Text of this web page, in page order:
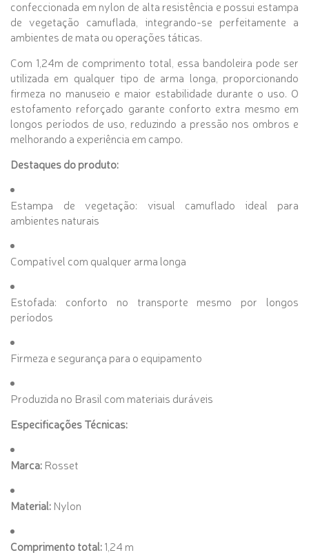
confeccionada em nylon de alta resistência e possui estampa
de vegetação camuflada, integrando-se perfeitamente a
ambientes de mata ou operações táticas.
Com 1,24m de comprimento total, essa bandoleira pode ser
utilizada em qualquer tipo de arma longa, proporcionando
firmeza no manuseio e maior estabilidade durante o uso. O
estofamento reforçado garante conforto extra mesmo em
longos períodos de uso, reduzindo a pressão nos ombros e
melhorando a experiência em campo.
Destaques do produto:
Estampa de vegetação: visual camuflado ideal para
ambientes naturais
Compatível com qualquer arma longa
Estofada: conforto no transporte mesmo por longos
períodos
Firmeza e segurança para o equipamento
Produzida no Brasil com materiais duráveis
Especificações Técnicas:
Marca: Rosset
Material: Nylon
Comprimento total:1,24 m